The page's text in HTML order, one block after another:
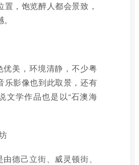
置，饱览醉人都会景致，
优美，环境清静，不少粤
乐影像也到此取景，还有
文学作品也是以“石澳海
德己立街、威灵顿街、